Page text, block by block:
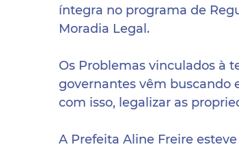
íntegra no programa de
Moradia Legal.
Os Problemas vinculados à
governantes vêm buscando
com isso, legalizar as
A Prefeita Aline Freire